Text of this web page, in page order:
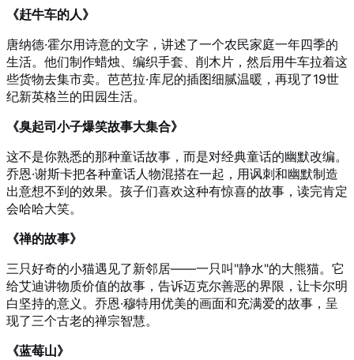
《赶牛车的人》
唐纳德·霍尔用诗意的文字，讲述了一个农民家庭一年四季的
生活。他们制作蜡烛、编织手套、削木片，然后用牛车拉着这
些货物去集市卖。芭芭拉·库尼的插图细腻温暖，再现了19世
纪新英格兰的田园生活。
《臭起司小子爆笑故事大集合》
这不是你熟悉的那种童话故事，而是对经典童话的幽默改编。
乔恩·谢斯卡把各种童话人物混搭在一起，用讽刺和幽默制造
出意想不到的效果。孩子们喜欢这种有惊喜的故事，读完肯定
会哈哈大笑。
《禅的故事》
三只好奇的小猫遇见了新邻居——一只叫"静水"的大熊猫。它
给艾迪讲物质价值的故事，告诉迈克尔善恶的界限，让卡尔明
白坚持的意义。乔恩·穆特用优美的画面和充满爱的故事，呈
现了三个古老的禅宗智慧。
《蓝莓山》